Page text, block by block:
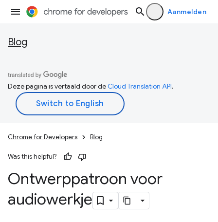
Aanmelden
Blog
Deze pagina is vertaald door deCloud Translation API.
Chrome for Developers Blog
Was this helpful?
Ontwerppatroon voor
audiowerkje